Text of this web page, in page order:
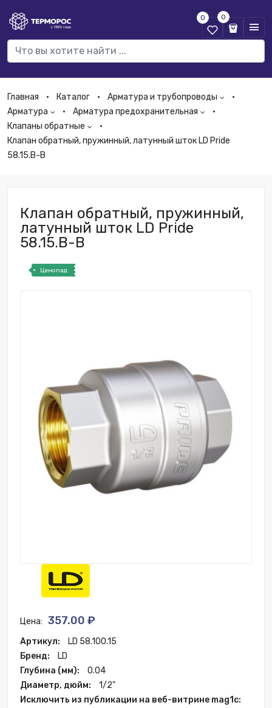
0 0
Главная Каталог
Арматура и трубопроводы
Арматура
Арматура предохранительная
Клапаны обратные
Клапан обратный, пружинный, латунный шток LD Pride
58.15.В-В
Клапан обратный, пружинный,
латунный шток LD Pride
58.15.В-В
Ценопад
Цена: 357.00 ₽
Артикул:
LD 58.100.15
Бренд:
LD
Глубина (мм):
0.04
Диаметр, дюйм:
1/2"
Исключить из публикации на веб-витрине mag1c: